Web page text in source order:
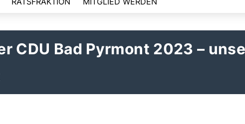
CDU Bad Pyrmont 2023 –